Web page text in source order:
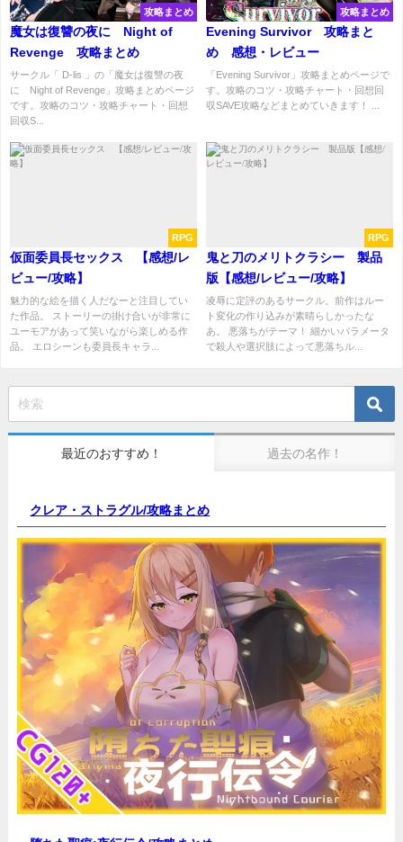
攻略まとめ
魔女は復讐の夜に Night of
Revenge 攻略まとめ
サークル「 D-lis 」の「魔女は復讐の夜
に Night of Revenge」攻略まとめページ
です。攻略のコツ・攻略チャート・回想
回収S...
攻略まとめ
Evening Survivor 攻略まと
め 感想・レビュー
「Evening Survivor」攻略まとめページで
す。攻略のコツ・攻略チャート・回想回
収SAVE攻略などまとめていきます！ ...
RPG
仮面委員長セックス 【感想/レ
ビュー/攻略】
魅力的な絵を描く人だなーと注目してい
た作品。 ストーリーの掛け合いが非常に
ユーモアがあって笑いながら楽しめる作
品。 エロシーンも委員長キャラ...
RPG
鬼と刀のメリトクラシー 製品
版【感想/レビュー/攻略】
凌辱に定評のあるサークル。前作はルー
ト変化の作り込みが素晴らしかったな
あ。 悪落ちがテーマ！ 細かいパラメータ
で殺人や選択肢によって悪落ちル...
最近のおすすめ！ 過去の名作！
クレア・ストラグル/攻略まとめ